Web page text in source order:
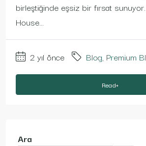
birleştiğinde eşsiz bir fırsat
House...
2 yıl önce Blog, Premium
Read+
Ara